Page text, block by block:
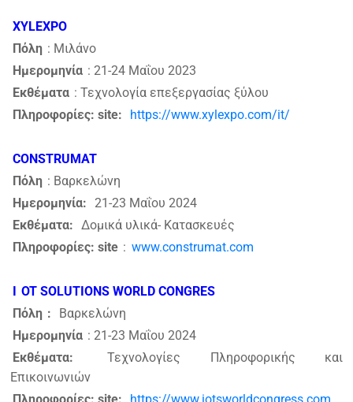
XYLEXPO
Πόλη : Μιλάνο
Ημερομηνία : 21-24 Μαΐου 2023
Εκθέματα : Τεχνολογία επεξεργασίας ξύλου
Πληροφορίες: site:
https://www.xylexpo.com/it/
CONSTRUMAT
Πόλη : Βαρκελώνη
Ημερομηνία: 21-23 Μαΐου 2024
Εκθέματα: Δομικά υλικά- Κατασκευές
Πληροφορίες: site : www.construmat.com
Ι OT SOLUTIONS WORLD CONGRES
Πόλη :
Βαρκελώνη
Ημερομηνία : 21-23 Μαΐου 2024
Εκθέματα:
Τεχνολογίες Πληροφορικής και
Επικοινωνιών